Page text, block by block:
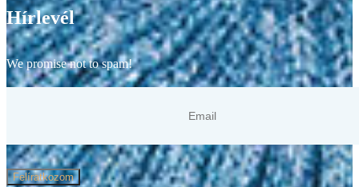
Hírlevél
We promise not to spam!
Felíratkozom